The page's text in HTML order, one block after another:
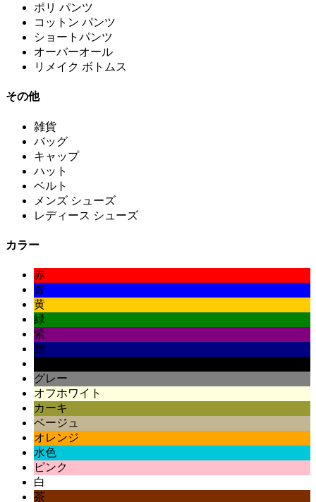
ポリ パンツ
コットン パンツ
ショートパンツ
オーバーオール
リメイク ボトムス
その他
雑貨
バッグ
キャップ
ハット
ベルト
メンズ シューズ
レディース シューズ
カラー
赤
青
黄
緑
紫
紺
グレー
オフホワイト
カーキ
ベージュ
オレンジ
水色
ピンク
白
茶